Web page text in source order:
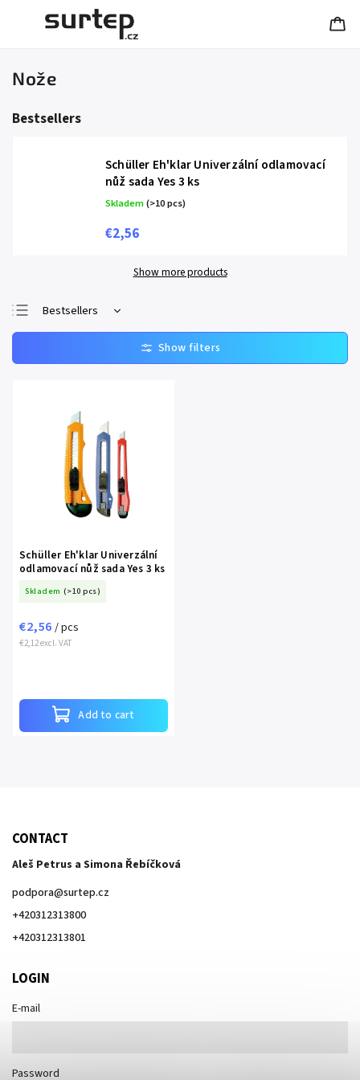
Nože
Bestsellers
Schüller Eh'klar Univerzální odlamovací
nůž sada Yes 3 ks
Skladem(>10 pcs)
€2,56
Show more products
Bestsellers
Least expensive
Most expensive
Schüller Eh'klar Univerzální
odlamovací nůž sada Yes 3 ks
Skladem (>10 pcs)
€2,12 excl. VAT
€2,56 / pcs
Add to cart
CONTACT
Aleš Petrus a Simona Řebíčková
podpora@surtep.cz
+420312313800
+420312313801
LOGIN
E-mail
Password